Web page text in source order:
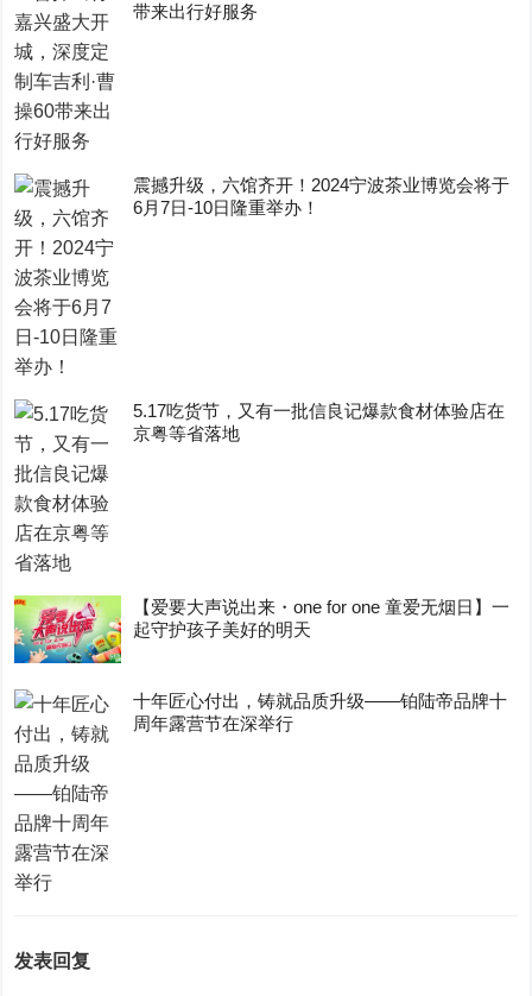
带来出行好服务
震撼升级，六馆齐开！2024宁波茶业博览会将于
6月7日-10日隆重举办！
5.17吃货节，又有一批信良记爆款食材体验店在
京粤等省落地
【爱要大声说出来・one for one 童爱无烟日】一
起守护孩子美好的明天
十年匠心付出，铸就品质升级——铂陆帝品牌十
周年露营节在深举行
发表回复